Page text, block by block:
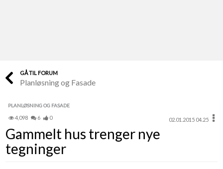
Finn håndverkere
Papirer som mangler
Skaff dokumentasjon som mangler
Kundeservice
GÅ TIL FORUM
Planløsning og Fasade
PLANLØSNING OG FASADE
4,098 6 0 02.01.2015 04.25
Gammelt hus trenger nye
tegninger